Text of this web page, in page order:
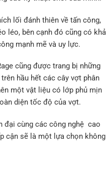
lối đánh thiên về tấn công,
léo, bên cạnh đó cũng có khả
mạnh mẽ và uy lực.
cũng được trang bị những
hầu hết các cây vợt phân
một vật liệu có lớp phủ mịn
diện tốc độ của vợt.
đại cùng các công nghệ cao
cận sẽ là một lựa chọn không